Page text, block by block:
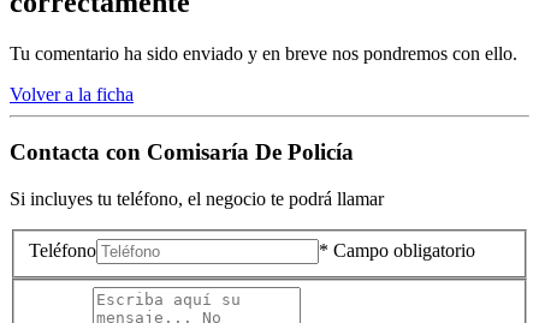
Tu comentario ha sido enviado y en breve nos pondremos con ello.
Volver a la ficha
Contacta con Comisaría De Policía
Si incluyes tu teléfono, el negocio te podrá llamar
Teléfono * Campo obligatorio